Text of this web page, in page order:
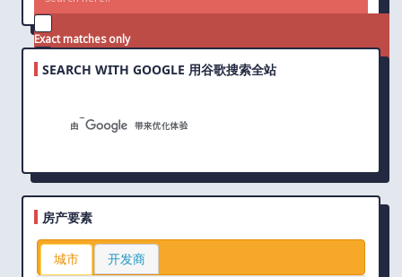
Exact matches only
Search in title
SEARCH WITH GOOGLE 用谷歌搜索全站
房产要素
城市 开发商